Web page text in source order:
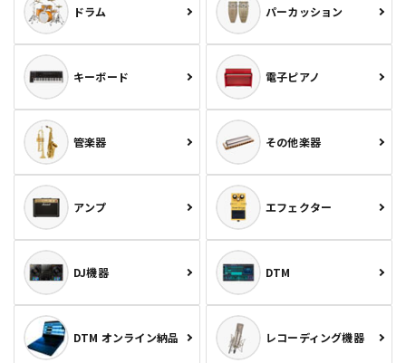
ドラム パーカッション
キーボード 電子ピアノ
管楽器 その他楽器
アンプ エフェクター
DJ機器 DTM
DTM オンライン納品 レコーディング機器